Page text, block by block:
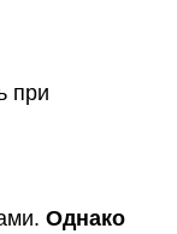
при
Однако